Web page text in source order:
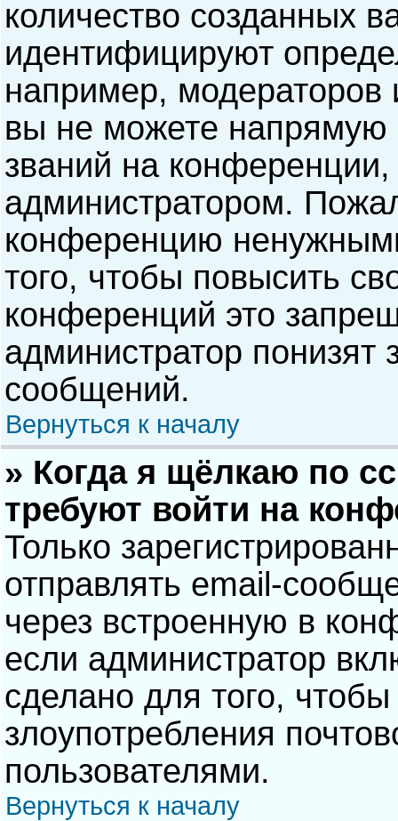
количество созданных
идентифицируют
например,
вы не можете напрямую
званий на
администратором.
конференцию
того, чтобы повысить
конференций это
администратор понизят
сообщений.
Вернуться к началу
» Когда я щёлкаю по
требуют войти на
Только
отправлять email-
через встроенную в
если администратор
сделано для того, чтобы
злоупотребления
пользователями.
Вернуться к началу